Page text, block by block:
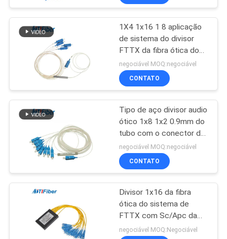
1X4 1x16 1 8 aplicação
de sistema do divisor
FTTX da fibra ótica do
Sc Upc Apc Gpon
negociável MOQ:negociável
CONTATO
Tipo de aço divisor audio
ótico 1x8 1x2 0.9mm do
tubo com o conector de
SC/UPC APC
negociável MOQ:negociável
CONTATO
Divisor 1x16 da fibra
ótica do sistema de
FTTX com Sc/Apc da
trança
negociável MOQ:Negociável